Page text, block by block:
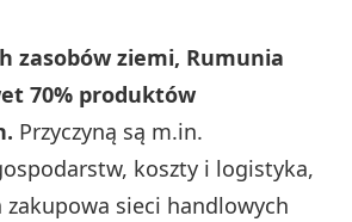
zasobów ziemi, Rumunia
70% produktów
Przyczyną są m.in.
koszty i logistyka,
sieci handlowych